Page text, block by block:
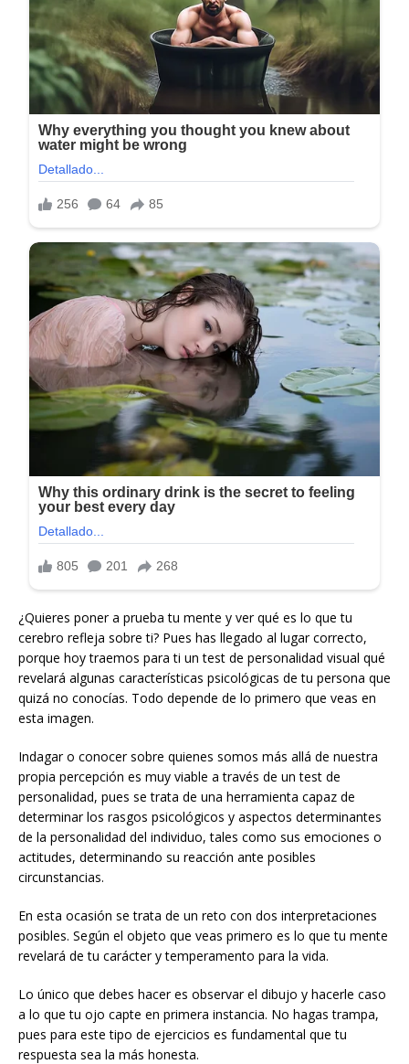
¿Quieres poner a prueba tu mente y ver qué es lo que tu
cerebro refleja sobre ti? Pues has llegado al lugar correcto,
porque hoy traemos para ti un test de personalidad visual qué
revelará algunas características psicológicas de tu persona que
quizá no conocías. Todo depende de lo primero que veas en
esta imagen.
Indagar o conocer sobre quienes somos más allá de nuestra
propia percepción es muy viable a través de un test de
personalidad, pues se trata de una herramienta capaz de
determinar los rasgos psicológicos y aspectos determinantes
de la personalidad del individuo, tales como sus emociones o
actitudes, determinando su reacción ante posibles
circunstancias.
En esta ocasión se trata de un reto con dos interpretaciones
posibles. Según el objeto que veas primero es lo que tu mente
revelará de tu carácter y temperamento para la vida.
Lo único que debes hacer es observar el dibujo y hacerle caso
a lo que tu ojo capte en primera instancia. No hagas trampa,
pues para este tipo de ejercicios es fundamental que tu
respuesta sea la más honesta.